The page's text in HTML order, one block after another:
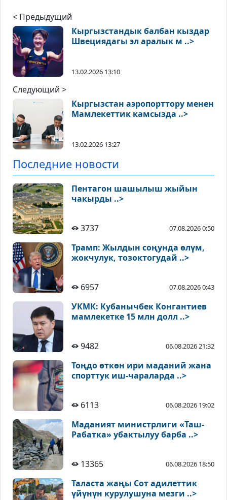
< Предыдущий
Кыргызстандык балбан кыздар
Швециядагы эл аралык м ..>
13.02.2026 13:10
Следующий >
Кыргызстан аэропорттору менен
Мамлекеттик камсызда ..>
13.02.2026 13:27
Последние новости
Пентагон шашылыш жыйын
чакырды ..>
3737 07.08.2026 0:50
Трамп: Жылдын соңунда өлүм,
жокчулук, тозоктогудай ..>
6957 07.08.2026 0:43
УКМК: Кубанычбек Конгантиев
мамлекетке 15 млн долл ..>
9482 06.08.2026 21:32
Тоңдо өткөн ири маданий жана
спорттук иш-чараларда ..>
6113 06.08.2026 19:02
Маданият министрлиги «Таш-
Рабатка» убактылуу барба ..>
13365 06.08.2026 18:50
Таласта жаңы Сот адилеттик
үйүнүн курулушуна мезги ..>